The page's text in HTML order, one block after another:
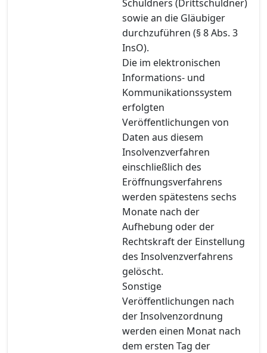
Schuldners (Drittschuldner)
sowie an die Gläubiger
durchzuführen (§ 8 Abs. 3
InsO).
Die im elektronischen
Informations- und
Kommunikationssystem
erfolgten
Veröffentlichungen von
Daten aus diesem
Insolvenzverfahren
einschließlich des
Eröffnungsverfahrens
werden spätestens sechs
Monate nach der
Aufhebung oder der
Rechtskraft der Einstellung
des Insolvenzverfahrens
gelöscht.
Sonstige
Veröffentlichungen nach
der Insolvenzordnung
werden einen Monat nach
dem ersten Tag der